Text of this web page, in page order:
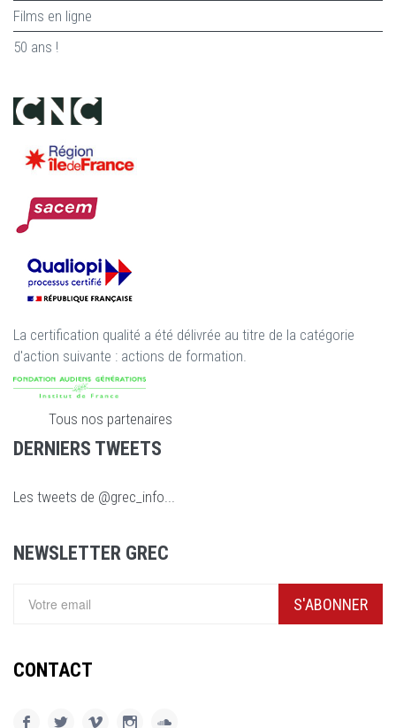
Films en ligne
50 ans !
La certification qualité a été délivrée au titre de la catégorie
d'action suivante : actions de formation.
Tous nos partenaires
DERNIERS TWEETS
Les tweets de @grec_info...
NEWSLETTER GREC
S'ABONNER
CONTACT